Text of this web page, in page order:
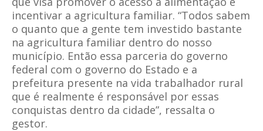
incentivar a agricultura familiar. “Todos sabem
o quanto que a gente tem investido bastante
na agricultura familiar dentro do nosso
município. Então essa parceria do governo
federal com o governo do Estado e a
prefeitura presente na vida trabalhador rural
que é realmente é responsável por essas
conquistas dentro da cidade”, ressalta o
gestor.